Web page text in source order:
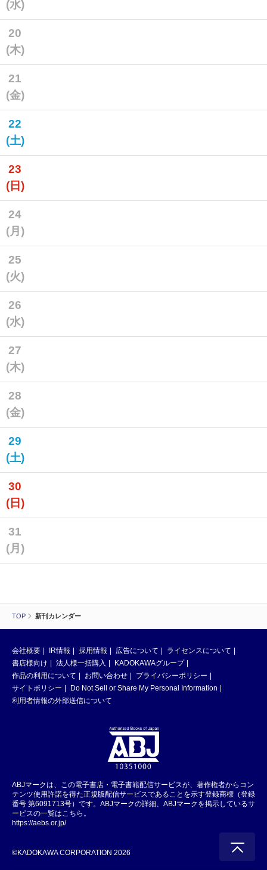
TOP 新刊カレンダー
(水)
20
(木)
21
(金)
22
(土)
23
(日)
24
(月)
25
(火)
26
(水)
27
(木)
28
(金)
29
(土)
30
(日)
31
(月)
会社概要 IR情報 採用情報 広告について
ライセンスについて
書店様向け
法人様一括購入
KADOKAWAグループ
作品の利用について
お問い合わせ
プライバシーポリシー
サイトポリシー
Do Not Sell or Share My Personal Information
利用者情報の外部送信について
ABJマークは、この電子書店・電子書籍配信サービスが、著作権者からコン
テンツ使用許諾を得た正規版配信サービスであることを示す登録商標（登録
番号 第6091713号）です。ABJマークの詳細、ABJマークを掲示しているサ
ービスの一覧はこちら。
https://aebs.or.jp/
©KADOKAWA CORPORATION 2026